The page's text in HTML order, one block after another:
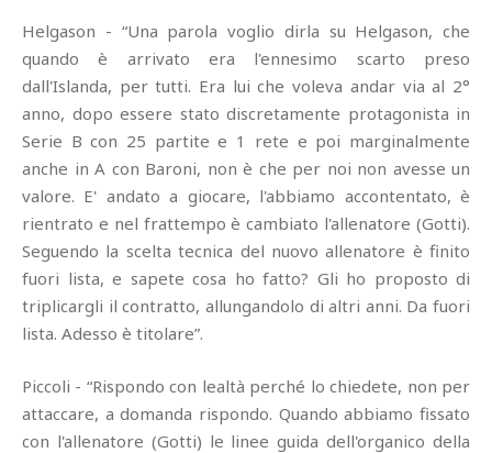
Helgason - “Una parola voglio dirla su Helgason, che
quando è arrivato era l'ennesimo scarto preso
dall'Islanda, per tutti. Era lui che voleva andar via al 2°
anno, dopo essere stato discretamente protagonista in
Serie B con 25 partite e 1 rete e poi marginalmente
anche in A con Baroni, non è che per noi non avesse un
valore. E' andato a giocare, l'abbiamo accontentato, è
rientrato e nel frattempo è cambiato l'allenatore (Gotti).
Seguendo la scelta tecnica del nuovo allenatore è finito
fuori lista, e sapete cosa ho fatto? Gli ho proposto di
triplicargli il contratto, allungandolo di altri anni. Da fuori
lista. Adesso è titolare”.
Piccoli - “Rispondo con lealtà perché lo chiedete, non per
attaccare, a domanda rispondo. Quando abbiamo fissato
con l'allenatore (Gotti) le linee guida dell'organico della